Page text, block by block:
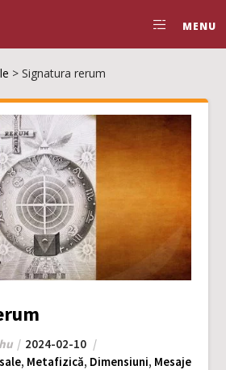
MENU
>Signatura rerum
2024-02-10
, Metafizică, Dimensiuni, Mesaje